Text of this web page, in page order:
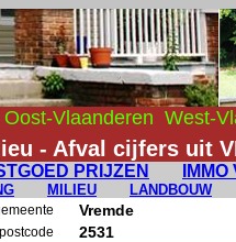
Oost-Vlaanderen West-
- Afval cijfers uit
PRIJZEN
MILIEU LANDBOUW
Vremde
postcode 2531